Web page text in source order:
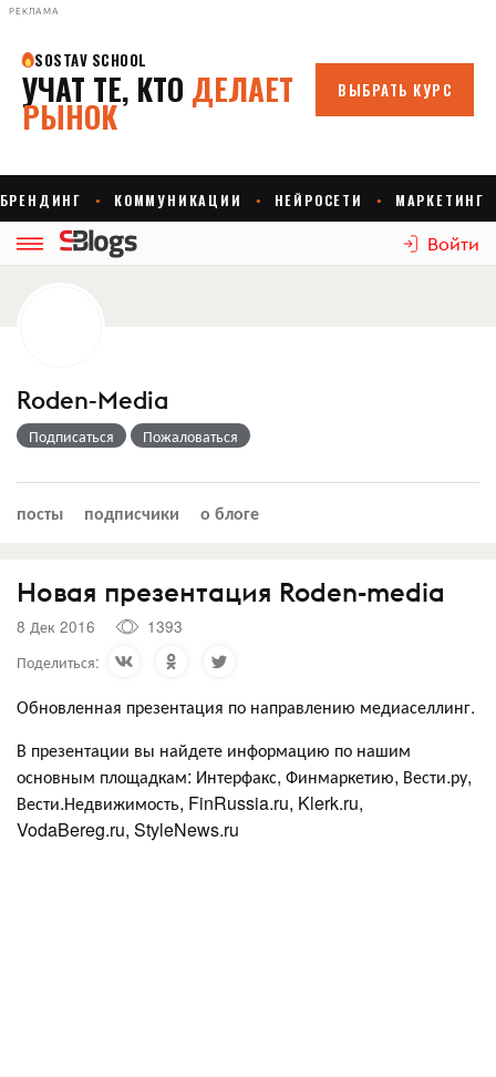
РЕКЛАМА
Войти
Roden-Media
Подписаться Пожаловаться
посты подписчики о блоге
Новая презентация Roden-media
8 Дек 2016
1393
Поделиться:
Обновленная презентация по направлению медиаселлинг.
В презентации вы найдете информацию по нашим
основным площадкам: Интерфакс, Финмаркетию, Вести.ру,
Вести.Недвижимость, FinRussia.ru, Klerk.ru,
VodaBereg.ru, StyleNews.ru